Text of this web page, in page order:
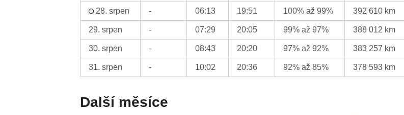
28. srpen - 06:13 19:51 100% až 99% 392 610 km
29. srpen - 07:29 20:05 99% až 97% 388 012 km
30. srpen - 08:43 20:20 97% až 92% 383 257 km
31. srpen - 10:02 20:36 92% až 85% 378 593 km
Další měsíce